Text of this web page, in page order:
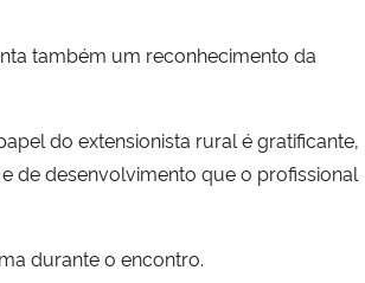
também um reconhecimento da
do extensionista rural é gratificante,
de desenvolvimento que o profissional
durante o encontro.